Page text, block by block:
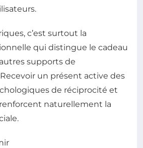
c’est surtout la
qui distingue le cadeau
supports de
un présent active des
de réciprocité et
naturellement la